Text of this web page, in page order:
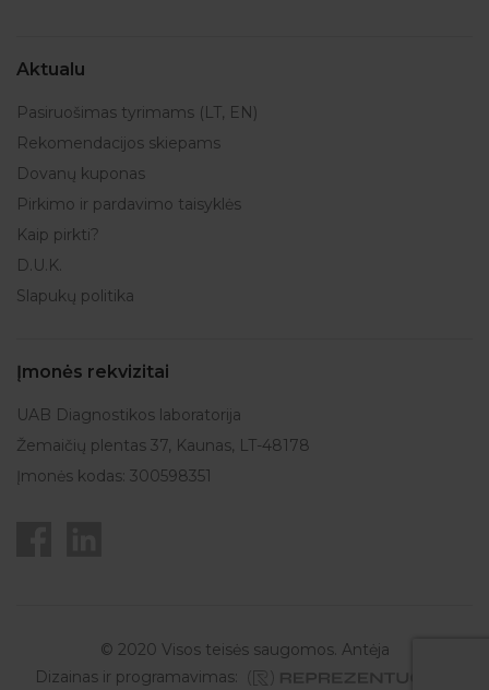
Aktualu
Pasiruošimas tyrimams (LT, EN)
Rekomendacijos skiepams
Dovanų kuponas
Pirkimo ir pardavimo taisyklės
Kaip pirkti?
D.U.K.
Slapukų politika
Įmonės rekvizitai
UAB Diagnostikos laboratorija
Žemaičių plentas 37, Kaunas, LT-48178
Įmonės kodas: 300598351
© 2020 Visos teisės saugomos. Antėja
Dizainas ir programavimas: